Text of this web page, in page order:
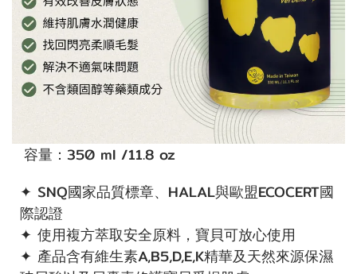
容量：350 ml /11.8 oz
✦ SNQ國家品質標章、HALAL與歐盟ECOCERT國
際認證
✦ 使用複方萃取安全原料，寶貝可放心使用
✦ 產品含有維生素A,B5,D,E,K精華及天然來源保濕